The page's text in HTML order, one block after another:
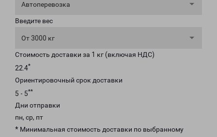
Автоперевозка
Введите вес
От 3000 кг
Стоимость доставки за 1 кг (включая НДС)
22.4*
Ориентировочный срок доставки
5 - 5**
Дни отправки
пн, ср, пт
* Минимальная стоимость доставки по выбранному